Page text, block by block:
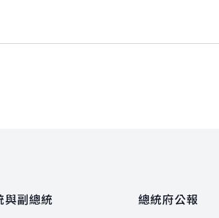
與副總統
總統府公報